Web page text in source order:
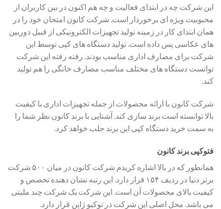
این شرکت چه در ابتدای فعالیت و چه هم اکنون در بین کاربران از
محبوبیت ویژه ای برخوردار است. شرکت کانون امتحان خود را در
همان ابتدای کار در زمینه تولید تجهیزات الکترونیکی از قبیل دوربین
های عکاسی پس داده است. تولید دستگاه های کپی توسط این
شرکت برای مصارف اداری مناسب بودند. رفته رفته این شرکت
توانست دستگاه های مختلف مناسب مصارف خانگی را هم تولید
کند.
شرکت کانون با ارائه محصولات از جمله تجهیزات اداری با کیفیت
بالا توانسته است برند سازی کند. آشنایی با برند کانون نظر شما را
به سمت خرید دستگاه کپی این برند جلب خواهد کرد.
فتوکپی برند کانون
همانطور که در بالا اشاره کریدم شرکت کانون در میان ۵۰۰ شرکت
برتر دنیا در ردیف ۱۵۴ قرار دارد. این رتبه نشان دهنده تخصص و
کیفیت بالای محصولات آن است. این شرکت یک شرکت چند ملیتی
می باشد. محل اصلی این شرکت در توکیو ژاپن قرار دارد.